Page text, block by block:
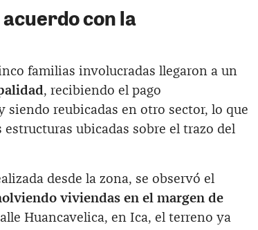
con la
familias involucradas llegaron a un
, recibiendo el pago
reubicadas en otro sector, lo que
ubicadas sobre el trazo del
desde la zona, se observó el
viviendas en el margen de
Huancavelica, en Ica, el terreno ya